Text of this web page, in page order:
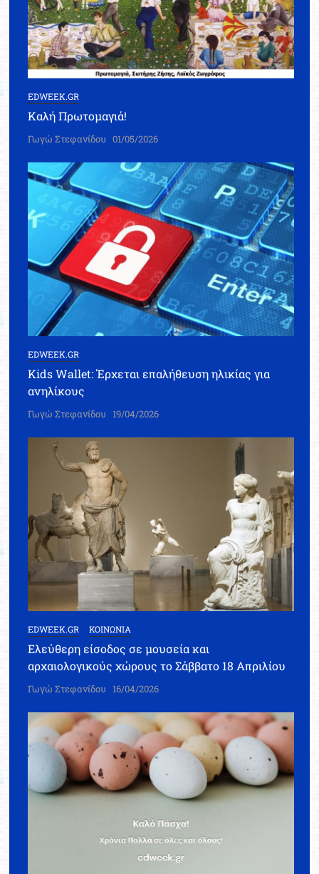
EDWEEK.GR
Καλή Πρωτομαγιά!
Γωγώ Στεφανίδου 01/05/2026
EDWEEK.GR
Kids Wallet: Έρχεται επαλήθευση ηλικίας για
ανηλίκους
Γωγώ Στεφανίδου 19/04/2026
EDWEEK.GR ΚΟΙΝΩΝΙΑ
Ελεύθερη είσοδος σε μουσεία και
αρχαιολογικούς χώρους το Σάββατο 18 Απριλίου
Γωγώ Στεφανίδου 16/04/2026